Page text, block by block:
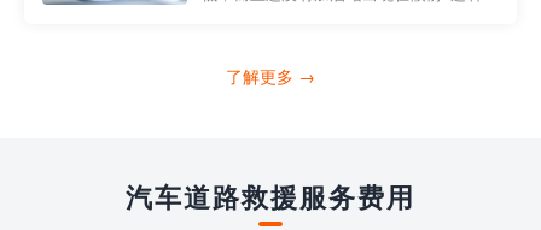
打4006363122请求送油人员来帮助你。
了解更多 →
汽车道路救援服务费用